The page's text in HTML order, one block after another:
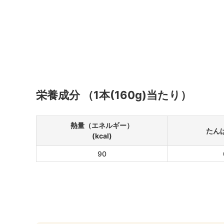
栄養成分 （1本(160g)当たり）
熱量（エネルギー）
(kcal)
たん
90